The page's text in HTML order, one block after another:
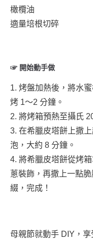
橄欖油
適量培根切碎
☞ 開始動手做
1. 烤盤加熱後，將水
烤 1～2 分鐘。
2. 將烤箱預熱至攝氏
3. 在希臘皮塔餅上撒
泡，大約 8 分鐘。
4. 將希臘皮塔餅從烤
蔥裝飾，再撒上一點
綴，完成！
母親節就動手 DIY，